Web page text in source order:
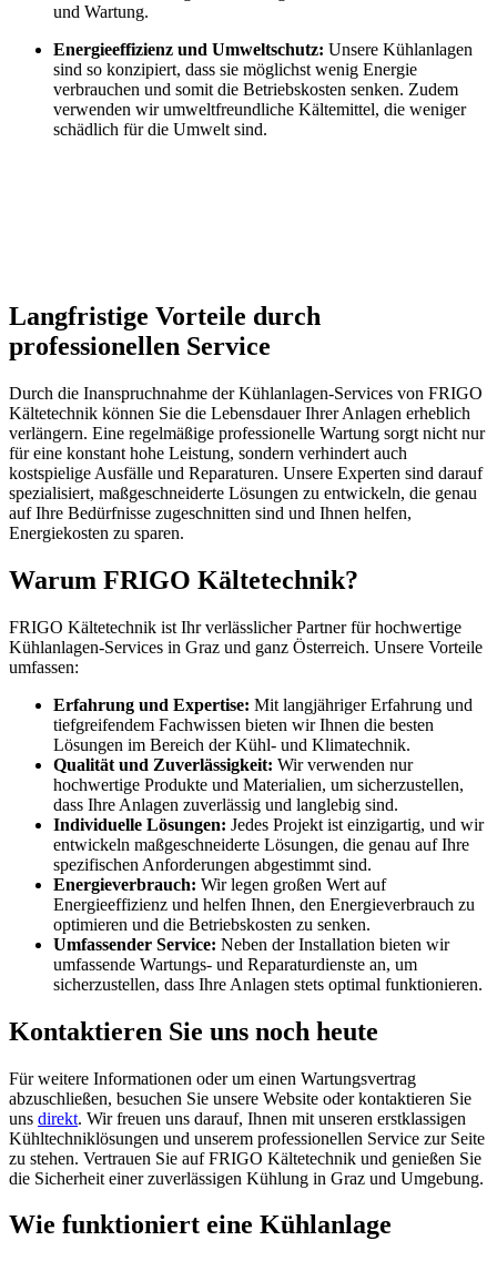
und Wartung.
Energieeffizienz und Umweltschutz: Unsere Kühlanlagen
sind so konzipiert, dass sie möglichst wenig Energie
verbrauchen und somit die Betriebskosten senken. Zudem
verwenden wir umweltfreundliche Kältemittel, die weniger
schädlich für die Umwelt sind.
Langfristige Vorteile durch
professionellen Service
Durch die Inanspruchnahme der Kühlanlagen-Services von FRIGO
Kältetechnik können Sie die Lebensdauer Ihrer Anlagen erheblich
verlängern. Eine regelmäßige professionelle Wartung sorgt nicht nur
für eine konstant hohe Leistung, sondern verhindert auch
kostspielige Ausfälle und Reparaturen. Unsere Experten sind darauf
spezialisiert, maßgeschneiderte Lösungen zu entwickeln, die genau
auf Ihre Bedürfnisse zugeschnitten sind und Ihnen helfen,
Energiekosten zu sparen.
Warum FRIGO Kältetechnik?
FRIGO Kältetechnik ist Ihr verlässlicher Partner für hochwertige
Kühlanlagen-Services in Graz und ganz Österreich. Unsere Vorteile
umfassen:
Erfahrung und Expertise: Mit langjähriger Erfahrung und
tiefgreifendem Fachwissen bieten wir Ihnen die besten
Lösungen im Bereich der Kühl- und Klimatechnik.
Qualität und Zuverlässigkeit: Wir verwenden nur
hochwertige Produkte und Materialien, um sicherzustellen,
dass Ihre Anlagen zuverlässig und langlebig sind.
Individuelle Lösungen: Jedes Projekt ist einzigartig, und wir
entwickeln maßgeschneiderte Lösungen, die genau auf Ihre
spezifischen Anforderungen abgestimmt sind.
Energieverbrauch: Wir legen großen Wert auf
Energieeffizienz und helfen Ihnen, den Energieverbrauch zu
optimieren und die Betriebskosten zu senken.
Umfassender Service: Neben der Installation bieten wir
umfassende Wartungs- und Reparaturdienste an, um
sicherzustellen, dass Ihre Anlagen stets optimal funktionieren.
Kontaktieren Sie uns noch heute
Für weitere Informationen oder um einen Wartungsvertrag
abzuschließen, besuchen Sie unsere Website oder kontaktieren Sie
uns direkt. Wir freuen uns darauf, Ihnen mit unseren erstklassigen
Kühltechniklösungen und unserem professionellen Service zur Seite
zu stehen. Vertrauen Sie auf FRIGO Kältetechnik und genießen Sie
die Sicherheit einer zuverlässigen Kühlung in Graz und Umgebung.
Wie funktioniert eine Kühlanlage